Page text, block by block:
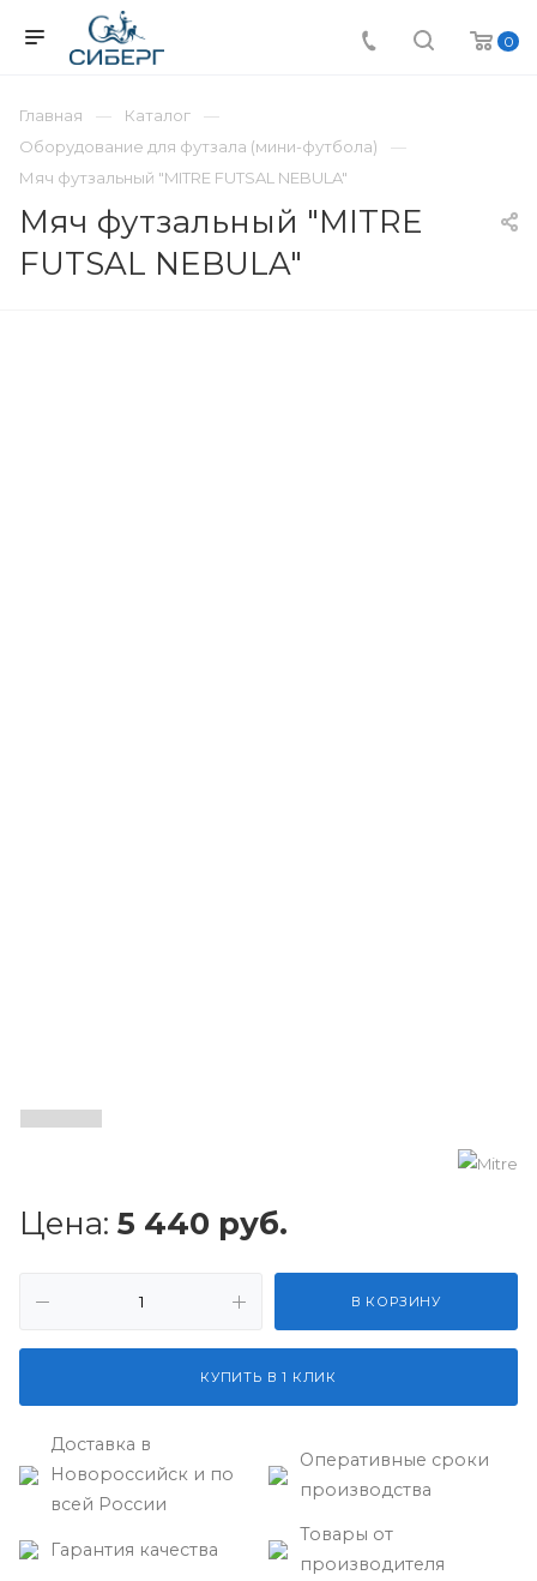
0
Главная
Каталог
Оборудование для футзала (мини-футбола)
Мяч футзальный "MITRE FUTSAL NEBULA"
Мяч футзальный "MITRE
FUTSAL NEBULA"
Цена: 5 440 руб.
В КОРЗИНУ
КУПИТЬ В 1 КЛИК
Доставка в
Новороссийск и по
всей России
Оперативные сроки
производства
Гарантия качества
Товары от
производителя